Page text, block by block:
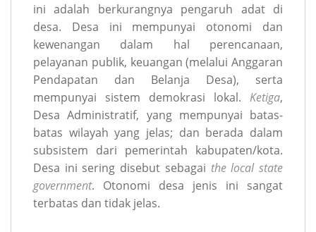
ini adalah berkurangnya pengaruh adat di
desa. Desa ini mempunyai otonomi dan
kewenangan dalam hal perencanaan,
pelayanan publik, keuangan (melalui Anggaran
Pendapatan dan Belanja Desa), serta
mempunyai sistem demokrasi lokal. Ketiga,
Desa Administratif, yang mempunyai batas-
batas wilayah yang jelas; dan berada dalam
subsistem dari pemerintah kabupaten/kota.
Desa ini sering disebut sebagai the local state
government. Otonomi desa jenis ini sangat
terbatas dan tidak jelas.